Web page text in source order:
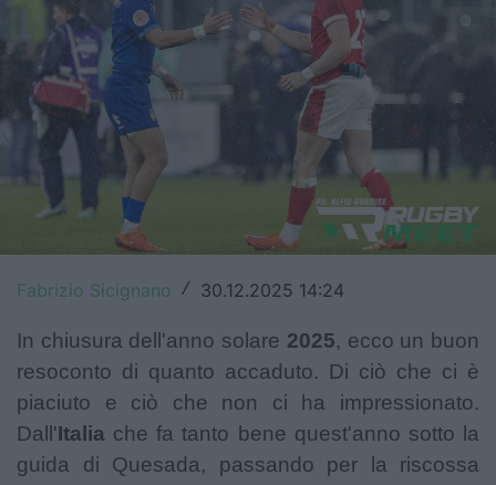
United Rugby Championship
Top14
Premiership
Champions Cup
Challenge Cup
Super Rugby
Rugby in TV
Mercato
Fabrizio Sicignano / 30.12.2025 14:24
In chiusura dell'anno solare 2025, ecco un buon
resoconto di quanto accaduto. Di ciò che ci è
piaciuto e ciò che non ci ha impressionato.
Dall'Italia che fa tanto bene quest'anno sotto la
guida di Quesada, passando per la riscossa